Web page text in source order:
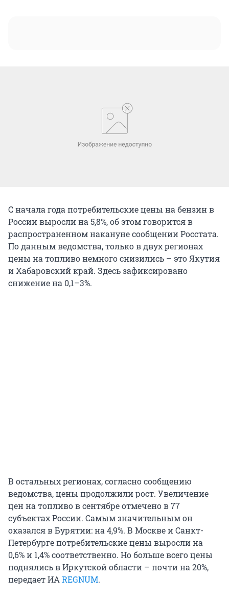
С начала года потребительские цены на бензин в
России выросли на 5,8%, об этом говорится в
распространенном накануне сообщении Росстата.
По данным ведомства, только в двух регионах
цены на топливо немного снизились – это Якутия
и Хабаровский край. Здесь зафиксировано
снижение на 0,1–3%.
В остальных регионах, согласно сообщению
ведомства, цены продолжили рост. Увеличение
цен на топливо в сентябре отмечено в 77
субъектах России. Самым значительным он
оказался в Бурятии: на 4,9%. В Москве и Санкт-
Петербурге потребительские цены выросли на
0,6% и 1,4% соответственно. Но больше всего цены
поднялись в Иркутской области – почти на 20%,
передает ИА REGNUM.